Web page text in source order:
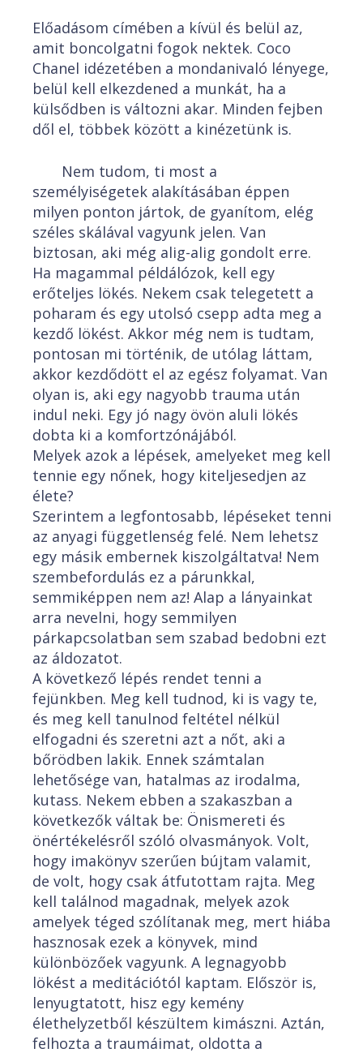
Előadásom címében a kívül és belül az,
amit boncolgatni fogok nektek. Coco
Chanel idézetében a mondanivaló lényege,
belül kell elkezdened a munkát, ha a
külsődben is változni akar. Minden fejben
dől el, többek között a kinézetünk is.
Nem tudom, ti most a
személyiségetek alakításában éppen
milyen ponton jártok, de gyanítom, elég
széles skálával vagyunk jelen. Van
biztosan, aki még alig-alig gondolt erre.
Ha magammal példálózok, kell egy
erőteljes lökés. Nekem csak telegetett a
poharam és egy utolsó csepp adta meg a
kezdő lökést. Akkor még nem is tudtam,
pontosan mi történik, de utólag láttam,
akkor kezdődött el az egész folyamat. Van
olyan is, aki egy nagyobb trauma után
indul neki. Egy jó nagy övön aluli lökés
dobta ki a komfortzónájából.
Melyek azok a lépések, amelyeket meg kell
tennie egy nőnek, hogy kiteljesedjen az
élete?
Szerintem a legfontosabb, lépéseket tenni
az anyagi függetlenség felé. Nem lehetsz
egy másik embernek kiszolgáltatva! Nem
szembefordulás ez a párunkkal,
semmiképpen nem az! Alap a lányainkat
arra nevelni, hogy semmilyen
párkapcsolatban sem szabad bedobni ezt
az áldozatot.
A következő lépés rendet tenni a
fejünkben. Meg kell tudnod, ki is vagy te,
és meg kell tanulnod feltétel nélkül
elfogadni és szeretni azt a nőt, aki a
bőrödben lakik. Ennek számtalan
lehetősége van, hatalmas az irodalma,
kutass. Nekem ebben a szakaszban a
következők váltak be: Önismereti és
önértékelésről szóló olvasmányok. Volt,
hogy imakönyv szerűen bújtam valamit,
de volt, hogy csak átfutottam rajta. Meg
kell találnod magadnak, melyek azok
amelyek téged szólítanak meg, mert hiába
hasznosak ezek a könyvek, mind
különbözőek vagyunk. A legnagyobb
lökést a meditációtól kaptam. Először is,
lenyugtatott, hisz egy kemény
élethelyzetből készültem kimászni. Aztán,
felhozta a traumáimat, oldotta a